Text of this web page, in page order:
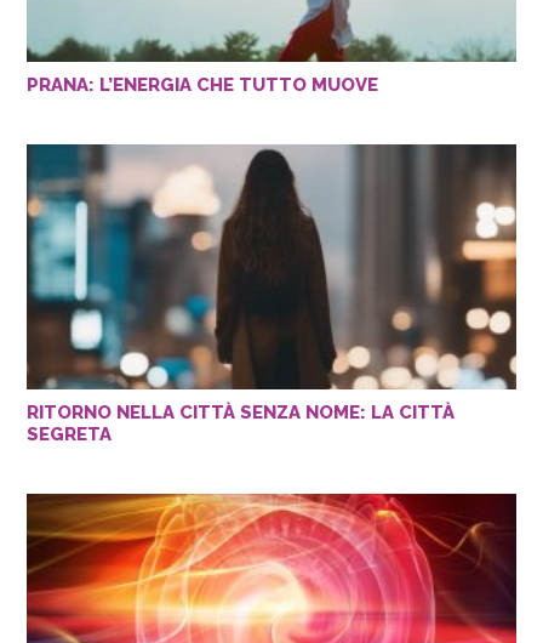
PRANA: L’ENERGIA CHE TUTTO MUOVE
RITORNO NELLA CITTÀ SENZA NOME: LA CITTÀ
SEGRETA